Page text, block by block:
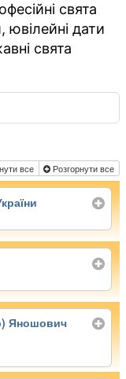
свята
ювілейні дати
свята
все Розгорнути все
Яношович